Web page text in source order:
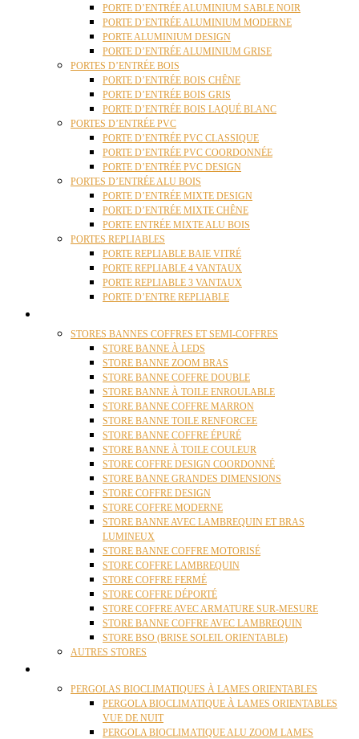
PORTE D’ENTRÉE ALUMINIUM SABLE NOIR
PORTE D’ENTRÉE ALUMINIUM MODERNE
PORTE ALUMINIUM DESIGN
PORTE D’ENTRÉE ALUMINIUM GRISE
PORTES D’ENTRÉE BOIS
PORTE D’ENTRÉE BOIS CHÊNE
PORTE D’ENTRÉE BOIS GRIS
PORTE D’ENTRÉE BOIS LAQUÉ BLANC
PORTES D’ENTRÉE PVC
PORTE D’ENTRÉE PVC CLASSIQUE
PORTE D’ENTRÉE PVC COORDONNÉE
PORTE D’ENTRÉE PVC DESIGN
PORTES D’ENTRÉE ALU BOIS
PORTE D’ENTRÉE MIXTE DESIGN
PORTE D’ENTRÉE MIXTE CHÊNE
PORTE ENTRÉE MIXTE ALU BOIS
PORTES REPLIABLES
PORTE REPLIABLE BAIE VITRÉ
PORTE REPLIABLE 4 VANTAUX
PORTE REPLIABLE 3 VANTAUX
PORTE D’ENTRE REPLIABLE
STORES BANNES COFFRES ET SEMI-COFFRES
STORE BANNE À LEDS
STORE BANNE ZOOM BRAS
STORE BANNE COFFRE DOUBLE
STORE BANNE À TOILE ENROULABLE
STORE BANNE COFFRE MARRON
STORE BANNE TOILE RENFORCEE
STORE BANNE COFFRE ÉPURÉ
STORE BANNE À TOILE COULEUR
STORE COFFRE DESIGN COORDONNÉ
STORE BANNE GRANDES DIMENSIONS
STORE COFFRE DESIGN
STORE COFFRE MODERNE
STORE BANNE AVEC LAMBREQUIN ET BRAS
LUMINEUX
STORE BANNE COFFRE MOTORISÉ
STORE COFFRE LAMBREQUIN
STORE COFFRE FERMÉ
STORE COFFRE DÉPORTÉ
STORE COFFRE AVEC ARMATURE SUR-MESURE
STORE BANNE COFFRE AVEC LAMBREQUIN
STORE BSO (BRISE SOLEIL ORIENTABLE)
AUTRES STORES
PERGOLAS BIOCLIMATIQUES À LAMES ORIENTABLES
PERGOLA BIOCLIMATIQUE À LAMES ORIENTABLES
VUE DE NUIT
PERGOLA BIOCLIMATIQUE ALU ZOOM LAMES